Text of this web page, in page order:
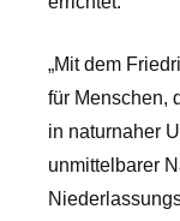
„Mit dem
für Menschen,
in naturnaher
unmittelbarer